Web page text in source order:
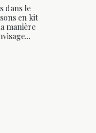
dans le
en kit
manière